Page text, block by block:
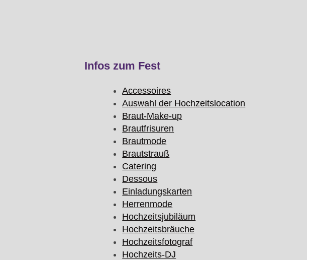
Infos zum Fest
Accessoires
Auswahl der Hochzeitslocation
Braut-Make-up
Brautfrisuren
Brautmode
Brautstrauß
Catering
Dessous
Einladungskarten
Herrenmode
Hochzeitsjubiläum
Hochzeitsbräuche
Hochzeitsfotograf
Hochzeits-DJ